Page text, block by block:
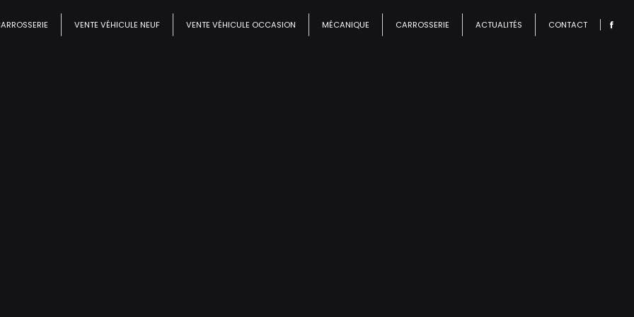
VENTE VÉHICULE NEUF VENTE VÉHICULE OCCASION MÉCANIQUE CARROSSERIE ACTUALITÉS CONTACT